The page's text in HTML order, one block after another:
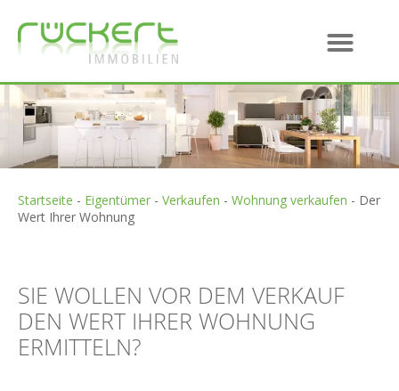
Startseite - Eigentümer - Verkaufen - Wohnung verkaufen - Der
Wert Ihrer Wohnung
SIE WOLLEN VOR DEM VERKAUF
DEN WERT IHRER WOHNUNG
ERMITTELN?